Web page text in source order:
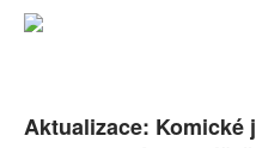
AUTOŘI
SOCIÁLNÍ SÍTĚ
Aktualizace: Komické